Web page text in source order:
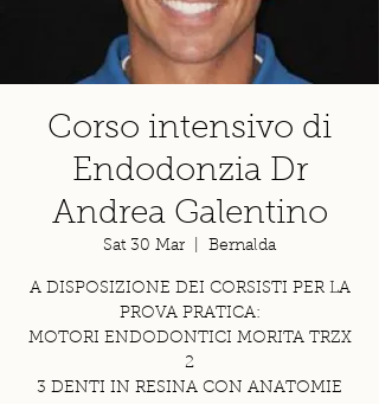
Corso intensivo di
Endodonzia Dr
Andrea Galentino
Sat 30 Mar Bernalda
A DISPOSIZIONE DEI CORSISTI PER LA
PROVA PRATICA:
MOTORI ENDODONTICI MORITA TRZX
2
3 DENTI IN RESINA CON ANATOMIE